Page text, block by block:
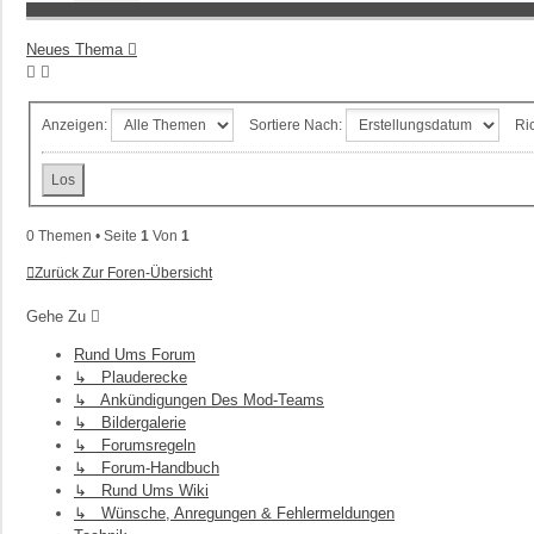
Neues Thema
Anzeigen: Sortiere Nach:
0 Themen • Seite 1 Von 1
Zurück Zur Foren-Übersicht
Gehe Zu
Rund Ums Forum
↳ Plauderecke
↳ Ankündigungen Des Mod-Teams
↳ Bildergalerie
↳ Forumsregeln
↳ Forum-Handbuch
↳ Rund Ums Wiki
↳ Wünsche, Anregungen & Fehlermeldungen